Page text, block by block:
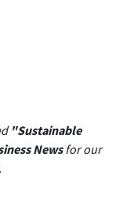
"Sustainable
Newsfor our